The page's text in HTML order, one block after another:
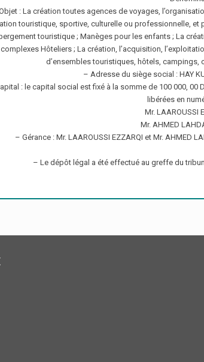
: La création toutes agences de voyages,
touristique, sportive, culturelle ou professionnelle, et
touristique ; Manèges pour les enfants ; La
complexes Hôteliers ; La création, l’acquisition,
d’ensembles touristiques, hôtels, campings,
– Adresse du siège social : HAY
: le capital social est fixé à la somme de 100 000,
libérées en
Mr.
Mr. AHMED
– Gérance : Mr. LAAROUSSI EZZARQI et Mr. AHMED
– Le dépôt légal a été effectué au greffe du